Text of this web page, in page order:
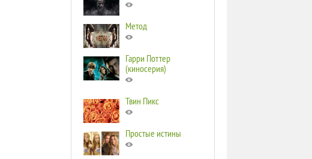
Метод
Гарри Поттер
(киносерия)
Твин Пикс
Простые истины